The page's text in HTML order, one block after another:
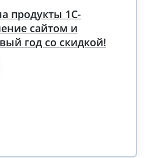
продукты 1С-
сайтом и
год со скидкой!